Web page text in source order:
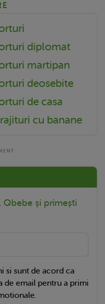
diplomat
martipan
deosebite
de casa
cu banane
și primești
si sunt de acord ca
de email pentru a primi